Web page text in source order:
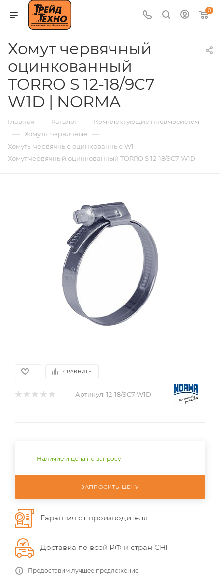
0
Хомут червячный
оцинкованный
TORRO S 12-18/9C7
W1D | NORMA
Главная — Каталог — Комплектующие пневмосистем
— Хомуты червячные —
Хомуты червячные оцинкованные W1 —
Хомут червячный оцинкованный TORRO S 12-18/9C7 W1D
СРАВНИТЬ
Артикул: 12-18/9C7 W1D
Наличие и цена по запросу
ЗАПРОСИТЬ ЦЕНУ
Гарантия от производителя
Доставка по всей РФ и стран СНГ
Предоставим лучшее предложение